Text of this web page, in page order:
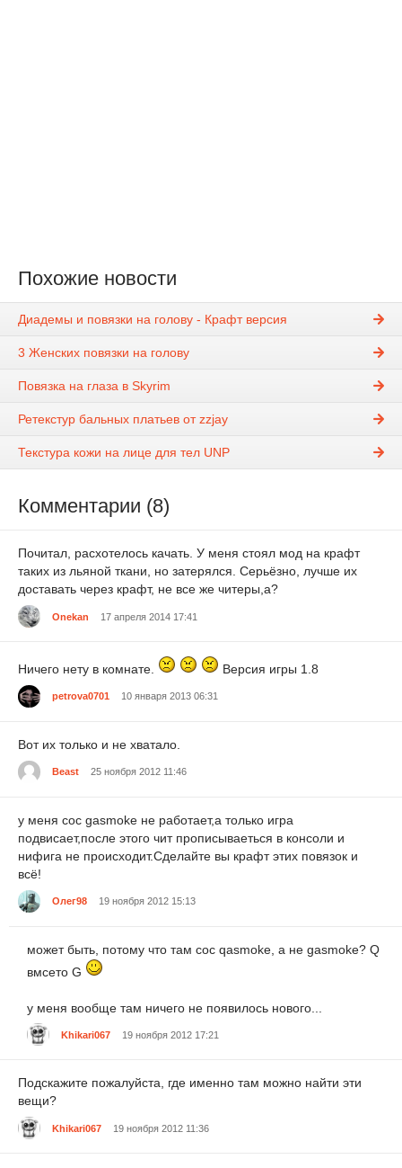
Похожие новости
Диадемы и повязки на голову - Крафт версия
3 Женских повязки на голову
Повязка на глаза в Skyrim
Ретекстур бальных платьев от zzjay
Текстура кожи на лице для тел UNP
Комментарии (8)
Почитал, расхотелось качать. У меня стоял мод на крафт
таких из льяной ткани, но затерялся. Серьёзно, лучше их
доставать через крафт, не все же читеры,а?
Onekan 17 апреля 2014 17:41
Ничего нету в комнате. Версия игры 1.8
petrova0701 10 января 2013 06:31
Вот их только и не хватало.
Beast 25 ноября 2012 11:46
у меня coc gasmoke не работает,а только игра
подвисает,после этого чит прописываеться в консоли и
нифига не происходит.Сделайте вы крафт этих повязок и
всё!
Олег98 19 ноября 2012 15:13
может быть, потому что там coc qasmoke, а не gasmoke? Q
вмсето G
у меня вообще там ничего не появилось нового...
Khikari067 19 ноября 2012 17:21
Подскажите пожалуйста, где именно там можно найти эти
вещи?
Khikari067 19 ноября 2012 11:36